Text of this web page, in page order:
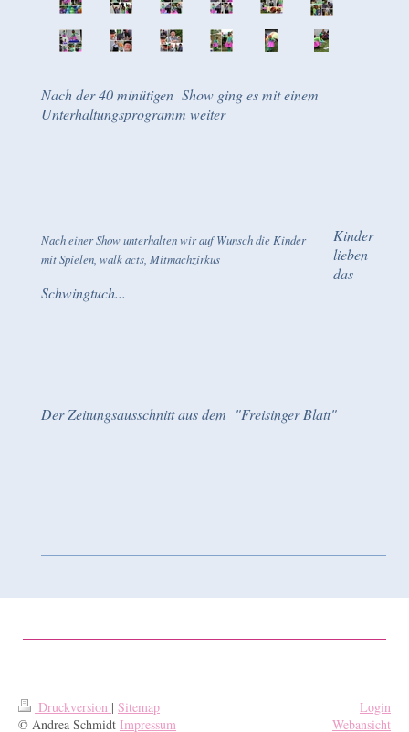
Nach der 40 minütigen Show ging es mit einem
Unterhaltungsprogramm weiter
Nach einer Show unterhalten wir auf Wunsch die Kinder
mit Spielen, walk acts, Mitmachzirkus
Kinder
lieben
das
Schwingtuch...
Der Zeitungsausschnitt aus dem "Freisinger Blatt"
Druckversion | Sitemap
© Andrea Schmidt Impressum
Login
Webansicht